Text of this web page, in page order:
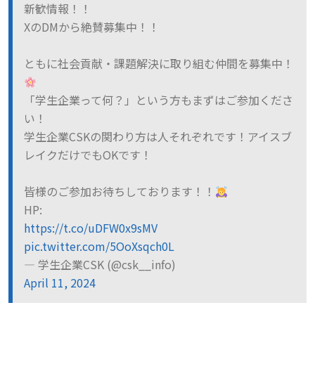
新歓情報！！
XのDMから絶賛募集中！！
ともに社会貢献・課題解決に取り組む仲間を募集中！
「学生企業って何？」という方もまずはご参加くださ
い！
学生企業CSKの関わり方は人それぞれです！アイスブ
レイクだけでもOKです！
皆様のご参加お待ちしております！！
HP:
https://t.co/uDFW0x9sMV
pic.twitter.com/5OoXsqch0L
— 学生企業CSK (@csk__info)
April 11, 2024